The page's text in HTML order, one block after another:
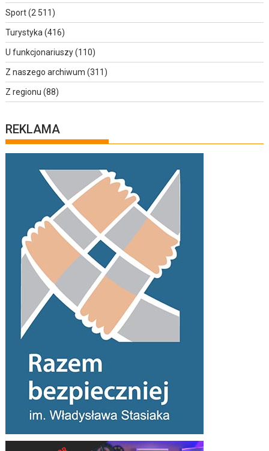
Sport(2 511)
Turystyka (416)
U funkcjonariuszy(110)
Z naszego archiwum (311)
Z regionu (88)
REKLAMA